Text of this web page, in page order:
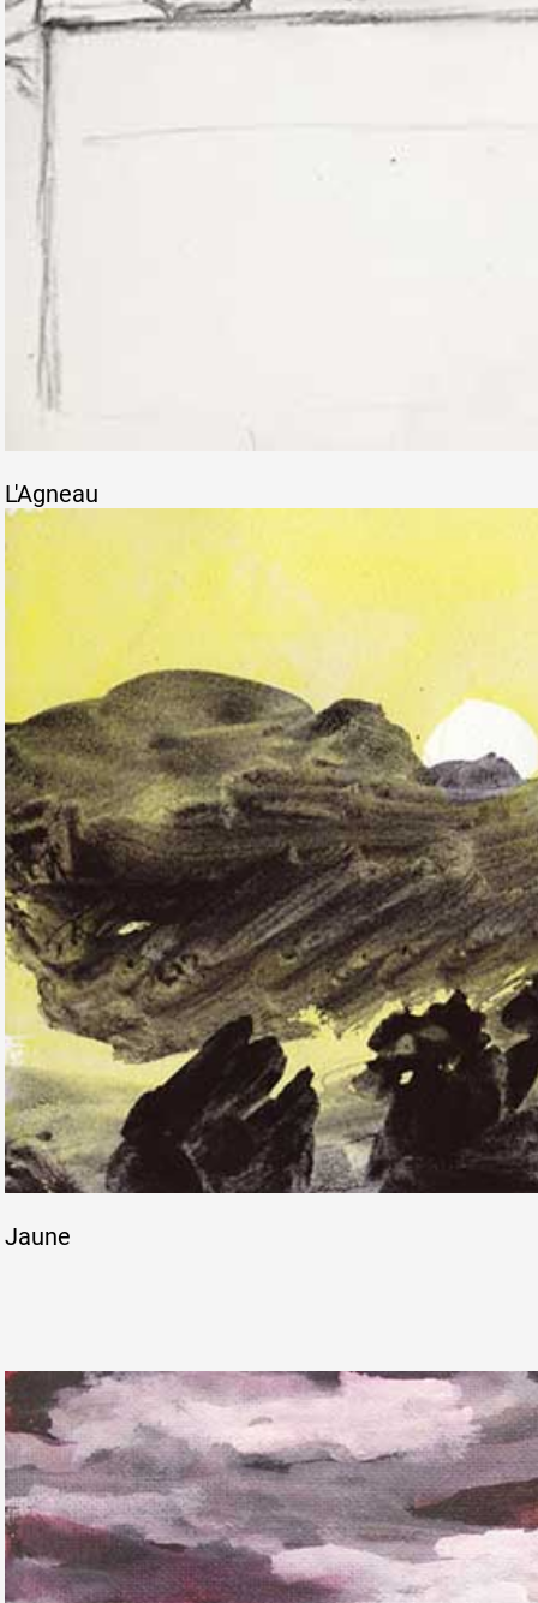
L'Agneau
Jaune